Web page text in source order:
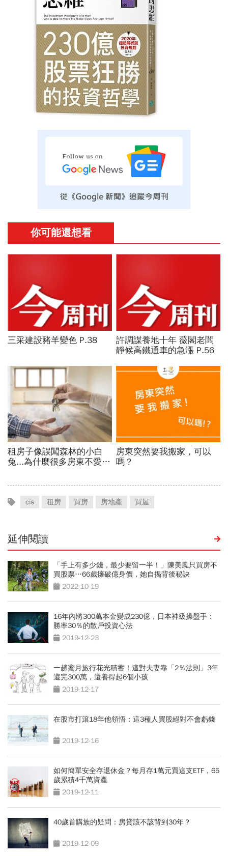
cis 租房 買房 房地產 買屋
延伸閱讀
「手上有多少錢，最少要留一半！」陳美鳳只買房不
買股票…66歲擁破億身價，她自揭背後秘訣
2022-10-19
16年內將300萬本金變成230億，日本神級操盤手：
勝率30％的散戶投資心法
2019-12-23
一趟蜜月旅行花光積蓄！這對夫妻靠「2％法則」3年
還完300萬，還養得起6個小孩
2019-12-17
在股市打滾18年他領悟：這3種人買股絕對不會虧錢
2019-12-16
如何簡單安全存退休金？每月存1萬元買這支ETF，65
歲累積4千萬資產
2019-12-11
40歲首購族的疑問：房貸該不該背到30年？
2019-12-09